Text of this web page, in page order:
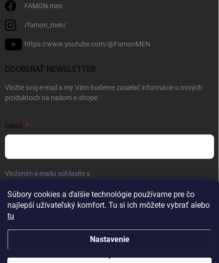
Súbory cookies a ďalšie technológie používame pre čo
najlepší užívateľský komfort. Tu si ich môžete vybrať alebo
tu
Nastavenie
FAMON men
/famon_men/
https://www.youtube.com/@FamonMEN
ODOBERAŤ NEWSLETTER
Vložte svoj e-mail a my Vám budeme zasielať informácie o nových
produktoch na našom e-shope.
EMAIL
Vložením e-mailu súhlasíte s
Prihlásiť sa